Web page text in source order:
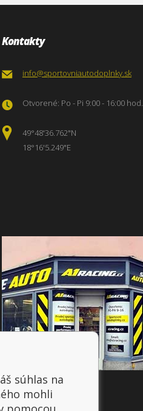
Kontakty
info@sportovniautodoplnky.sk
Otvorené: Po - Pi 9:00 - 16:00 hod.
49°48'36.762"N
18°16'5.249"E
súhlas na
mohli